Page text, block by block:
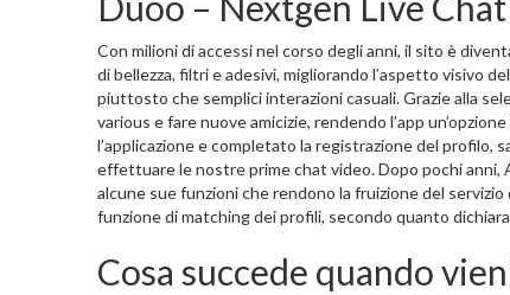
Con milioni di accessi nel corso degli anni, il sito è
di bellezza, filtri e adesivi, migliorando l’aspetto visivo
piuttosto che semplici interazioni casuali. Grazie alla
various e fare nuove amicizie, rendendo l’app
l’applicazione e completato la registrazione del profilo,
effettuare le nostre prime chat video. Dopo pochi anni,
alcune sue funzioni che rendono la fruizione del
funzione di matching dei profili, secondo quanto
Cosa succede quando